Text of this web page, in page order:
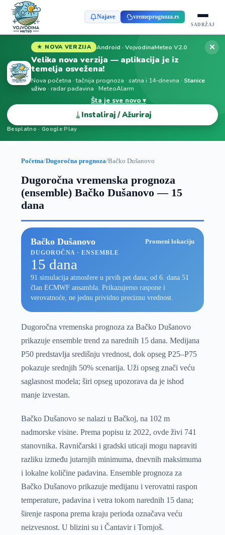
Najave vremeprognoza.rs
SADRŽAJ
★ NOVA VERZIJA Android · VojvodinaMeteo V2.0
Velika nova verzija — aplikacija je iz
temelja osvežena!
Nova početna · tačnija prognoza · satna i 14-dnevna · Stanice
uživo · radar padavina · MeteoAlarm
Šta je sve novo ▾
⤓ Instaliraj / Ažuriraj
Besplatno · Google Play
✕
Početna/Dugoročna prognoza/Bačko Dušanovo
Dugoročna vremenska prognoza
(ensemble) Bačko Dušanovo — 15
dana
Bačko Dušanovo Promeni lokaciju
DUGOROČNA · ENSEMBLE
15 dana
91 simulacija atmosfere u prvih pet dana; od 6. dana 51
član ECMWF ansambla. Prikazujemo raspone i
verovatnoće, ne jednu prividno preciznu vrednost.
Dugoročna vremenska prognoza za Bačko Dušanovo
prikazuje ensemble trend za narednih 15 dana. Medijana
P50 predstavlja središnju vrednost, dok opseg P25–P75
pokazuje srednjih 50% scenarija. Uži opseg znači veću
saglasnost modela; širi opseg upozorava da je ishod
manje izvestan.
Bačko Dušanovo se nalazi u Bačkoj, na 102 m
nadmorske visine. Prema popisu iz 2022, ovde živi 741
stanovnika. Ravničarski i gradski uticaji mogu napraviti
razliku između jutarnjih minimuma, dnevnih maksimuma
i lokalne količine padavina. Ensemble prognoza za
Bačko Dušanovo prikazuje medijanu i verovatni raspon
temperature, padavina i vetra tokom narednih 15 dana;
širenje raspona prema kraju perioda označava veću
neizvesnost. U blizini su i Čantavir i Tornjoš.